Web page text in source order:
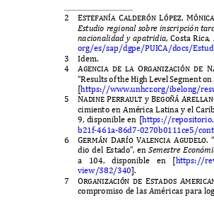
2 Estefanía Calderón López, Mó
Estudio regional sobre inscripción t
nacionalidadyapatridia, CostaRica,
org/es/sap/dgpe/PUICA/docs/E
Idem.
Agencia de la Organización de
“Results oftheHighLevelSegment on
[https://www.unhcr.org/ibelong/
Nadine Perrault y Begoñá
cimiento en AméricaLatina y elC
9, disponible en [https://repositorio.
b21f-461a-86d7-0270b0111ce5/
3
4
5
6
7
Germán Darío Valencia Agudelo.
dio del Estado”, en Semestre Económ
a 104, disponible en [https://
view/382/340].
Organización de Estados
compromiso de las Américas para